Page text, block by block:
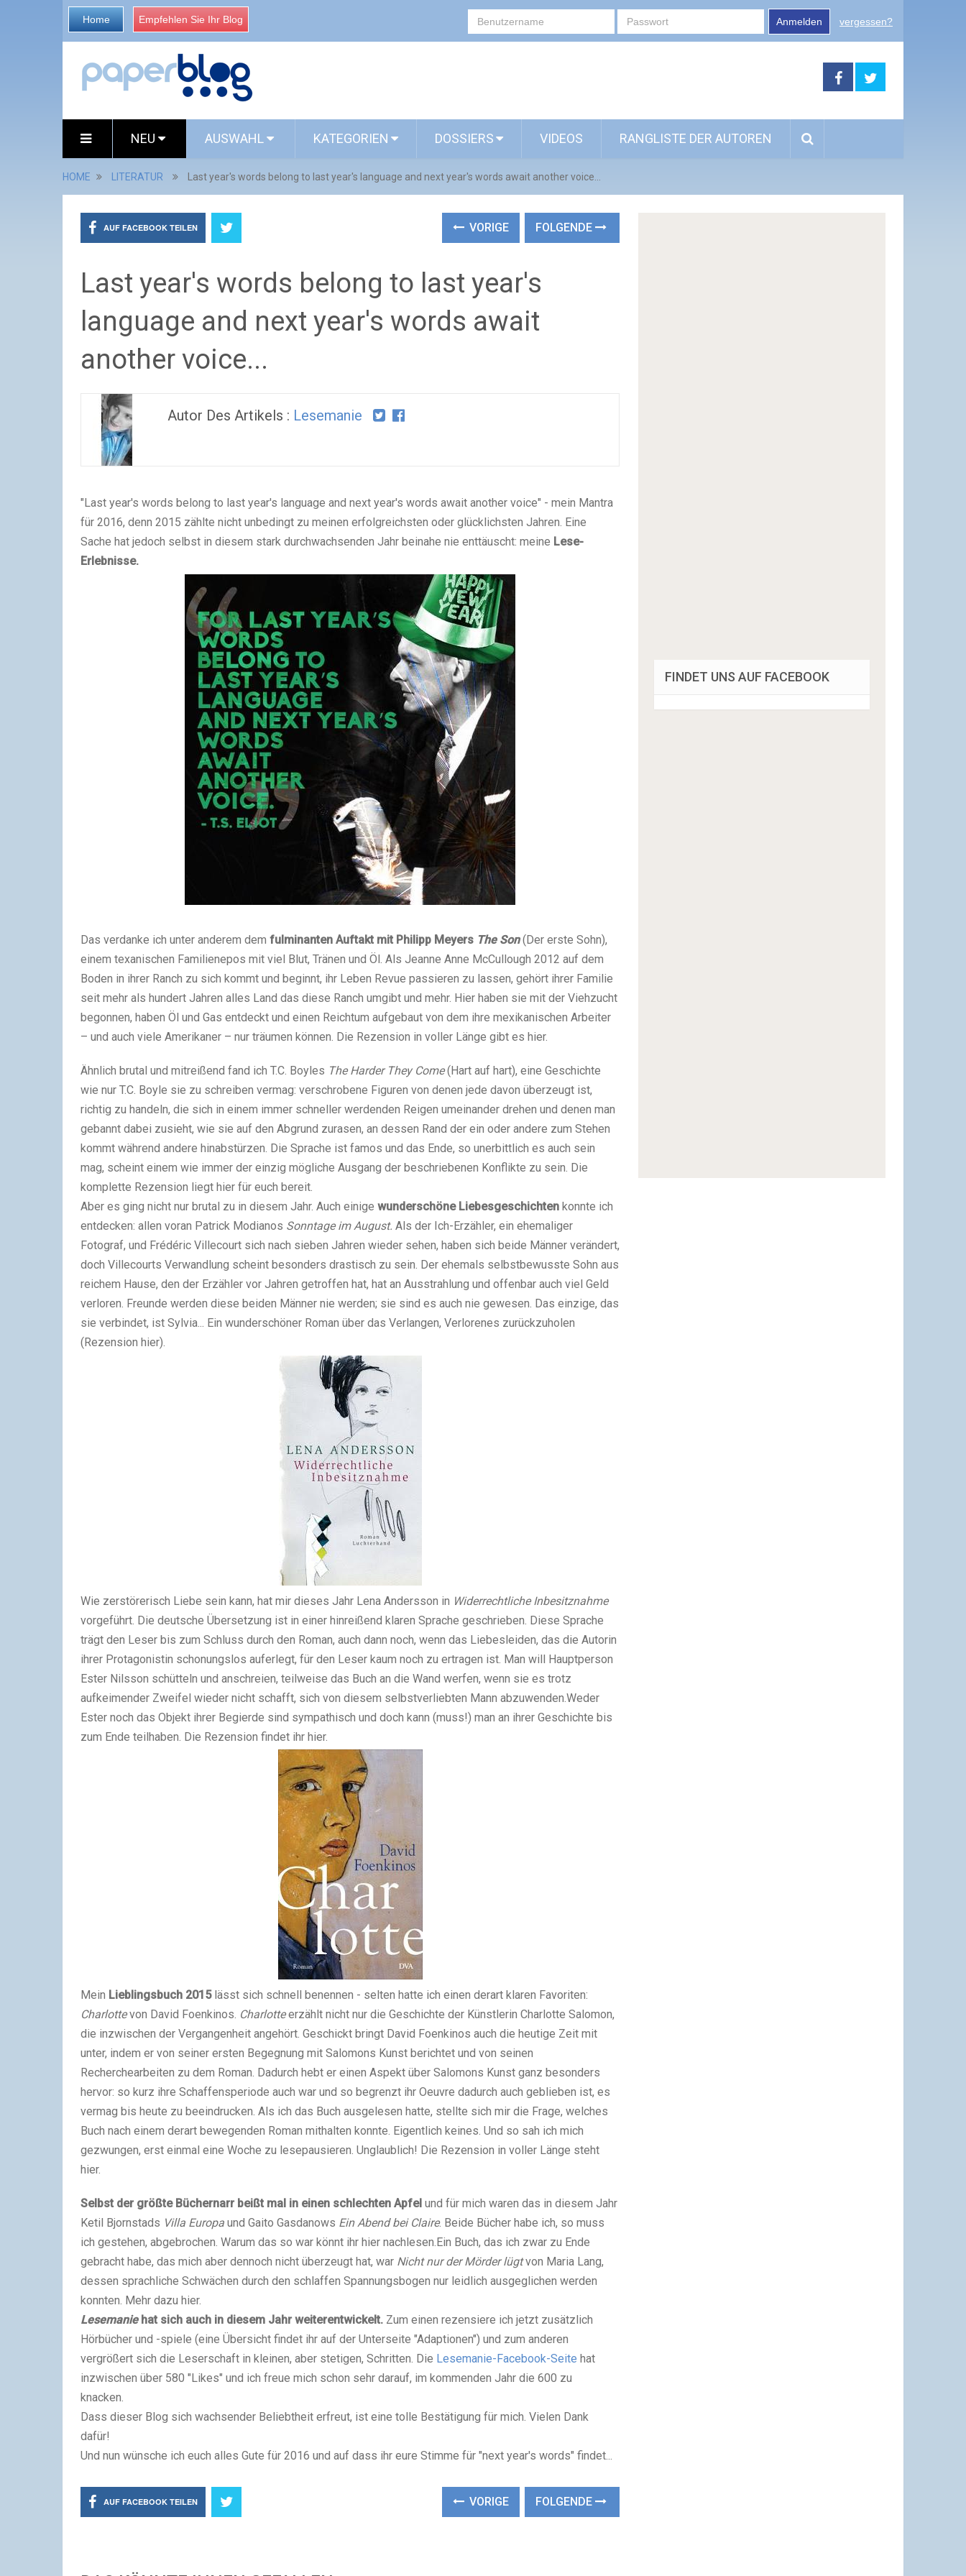
Home Empfehlen Sie Ihr Blog Anmelden vergessen?
NEU AUSWAHL KATEGORIEN DOSSIERS VIDEOS RANGLISTE DER AUTOREN
HOME LITERATUR Last year's words belong to last year's language and next year's words await another voice...
AUF FACEBOOK TEILEN VORIGE FOLGENDE
Last year's words belong to last year's
language and next year's words await
another voice...
Autor Des Artikels : Lesemanie
"Last year's words belong to last year's language and next year's words await another voice" - mein Mantra
für 2016, denn 2015 zählte nicht unbedingt zu meinen erfolgreichsten oder glücklichsten Jahren. Eine
Sache hat jedoch selbst in diesem stark durchwachsenden Jahr beinahe nie enttäuscht: meine Lese-
Erlebnisse.
Das verdanke ich unter anderem dem fulminanten Auftakt mit Philipp Meyers The Son (Der erste Sohn),
einem texanischen Familienepos mit viel Blut, Tränen und Öl. Als Jeanne Anne McCullough 2012 auf dem
Boden in ihrer Ranch zu sich kommt und beginnt, ihr Leben Revue passieren zu lassen, gehört ihrer Familie
seit mehr als hundert Jahren alles Land das diese Ranch umgibt und mehr. Hier haben sie mit der Viehzucht
begonnen, haben Öl und Gas entdeckt und einen Reichtum aufgebaut von dem ihre mexikanischen Arbeiter
– und auch viele Amerikaner – nur träumen können. Die Rezension in voller Länge gibt es hier.
Ähnlich brutal und mitreißend fand ich T.C. Boyles The Harder They Come(Hart auf hart), eine Geschichte
wie nur T.C. Boyle sie zu schreiben vermag: verschrobene Figuren von denen jede davon überzeugt ist,
richtig zu handeln, die sich in einem immer schneller werdenden Reigen umeinander drehen und denen man
gebannt dabei zusieht, wie sie auf den Abgrund zurasen, an dessen Rand der ein oder andere zum Stehen
kommt während andere hinabstürzen. Die Sprache ist famos und das Ende, so unerbittlich es auch sein
mag, scheint einem wie immer der einzig mögliche Ausgang der beschriebenen Konflikte zu sein. Die
komplette Rezension liegt hier für euch bereit.
Aber es ging nicht nur brutal zu in diesem Jahr. Auch einige wunderschöne Liebesgeschichten konnte ich
entdecken: allen voran Patrick Modianos Sonntage im August. Als der Ich-Erzähler, ein ehemaliger
Fotograf, und Frédéric Villecourt sich nach sieben Jahren wieder sehen, haben sich beide Männer verändert,
doch Villecourts Verwandlung scheint besonders drastisch zu sein. Der ehemals selbstbewusste Sohn aus
reichem Hause, den der Erzähler vor Jahren getroffen hat, hat an Ausstrahlung und offenbar auch viel Geld
verloren. Freunde werden diese beiden Männer nie werden; sie sind es auch nie gewesen. Das einzige, das
sie verbindet, ist Sylvia... Ein wunderschöner Roman über das Verlangen, Verlorenes zurückzuholen
(Rezension hier).
Wie zerstörerisch Liebe sein kann, hat mir dieses Jahr Lena Andersson in Widerrechtliche Inbesitznahme
vorgeführt. Die deutsche Übersetzung ist in einer hinreißend klaren Sprache geschrieben. Diese Sprache
trägt den Leser bis zum Schluss durch den Roman, auch dann noch, wenn das Liebesleiden, das die Autorin
ihrer Protagonistin schonungslos auferlegt, für den Leser kaum noch zu ertragen ist. Man will Hauptperson
Ester Nilsson schütteln und anschreien, teilweise das Buch an die Wand werfen, wenn sie es trotz
aufkeimender Zweifel wieder nicht schafft, sich von diesem selbstverliebten Mann abzuwenden.Weder
Ester noch das Objekt ihrer Begierde sind sympathisch und doch kann (muss!) man an ihrer Geschichte bis
zum Ende teilhaben. Die Rezension findet ihr hier.
Mein Lieblingsbuch 2015lässt sich schnell benennen - selten hatte ich einen derart klaren Favoriten:
Charlottevon David Foenkinos. Charlotteerzählt nicht nur die Geschichte der Künstlerin Charlotte Salomon,
die inzwischen der Vergangenheit angehört. Geschickt bringt David Foenkinos auch die heutige Zeit mit
unter, indem er von seiner ersten Begegnung mit Salomons Kunst berichtet und von seinen
Recherchearbeiten zu dem Roman. Dadurch hebt er einen Aspekt über Salomons Kunst ganz besonders
hervor: so kurz ihre Schaffensperiode auch war und so begrenzt ihr Oeuvre dadurch auch geblieben ist, es
vermag bis heute zu beeindrucken. Als ich das Buch ausgelesen hatte, stellte sich mir die Frage, welches
Buch nach einem derart bewegenden Roman mithalten konnte. Eigentlich keines. Und so sah ich mich
gezwungen, erst einmal eine Woche zu lesepausieren. Unglaublich! Die Rezension in voller Länge steht
hier.
Selbst der größte Büchernarr beißt mal in einen schlechten Apfel und für mich waren das in diesem Jahr
Ketil Bjornstads Villa Europa und Gaito Gasdanows Ein Abend bei Claire. Beide Bücher habe ich, so muss
ich gestehen, abgebrochen. Warum das so war könnt ihr hier nachlesen.Ein Buch, das ich zwar zu Ende
gebracht habe, das mich aber dennoch nicht überzeugt hat, war Nicht nur der Mörder lügtvon Maria Lang,
dessen sprachliche Schwächen durch den schlaffen Spannungsbogen nur leidlich ausgeglichen werden
konnten. Mehr dazu hier.
Lesemanie hat sich auch in diesem Jahr weiterentwickelt. Zum einen rezensiere ich jetzt zusätzlich
Hörbücher und -spiele (eine Übersicht findet ihr auf der Unterseite "Adaptionen") und zum anderen
vergrößert sich die Leserschaft in kleinen, aber stetigen, Schritten. Die Lesemanie-Facebook-Seite hat
inzwischen über 580 "Likes" und ich freue mich schon sehr darauf, im kommenden Jahr die 600 zu
knacken.
Dass dieser Blog sich wachsender Beliebtheit erfreut, ist eine tolle Bestätigung für mich. Vielen Dank
dafür!
Und nun wünsche ich euch alles Gute für 2016 und auf dass ihr eure Stimme für "next year's words" findet...
AUF FACEBOOK TEILEN VORIGE FOLGENDE
FINDET UNS AUF FACEBOOK